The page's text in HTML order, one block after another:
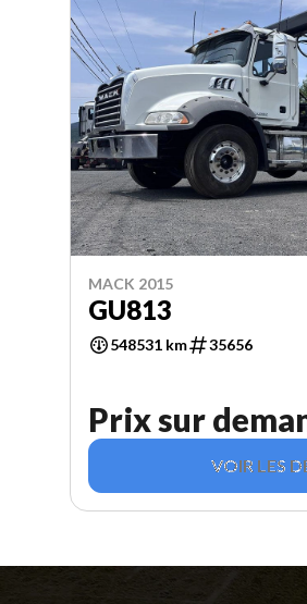
MACK 2015
GU813
548531 km 35656
Prix sur
VOIR LES